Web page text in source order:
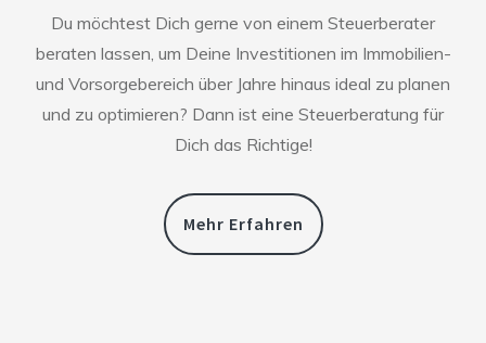
Du möchtest Dich gerne von einem Steuerberater
beraten lassen, um Deine Investitionen im Immobilien-
und Vorsorgebereich über Jahre hinaus ideal zu planen
und zu optimieren? Dann ist eine Steuerberatung für
Dich das Richtige!
Mehr Erfahren